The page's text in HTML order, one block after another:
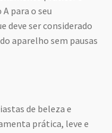
para o seu
ser considerado
aparelho sem pausas
de beleza e
prática, leve e